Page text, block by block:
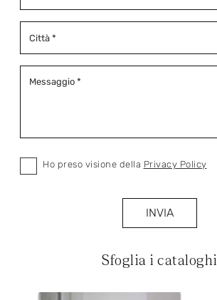
Sfoglia i cataloghi
Ho preso visione della Privacy Policy
INVIA